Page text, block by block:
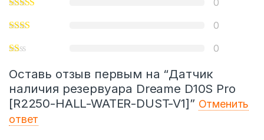
0
0
0
Оставь отзыв первым на “Датчик
наличия резервуара Dreame D10S Рrо
[R2250-HALL-WATER-DUST-V1]” Отменить
ответ